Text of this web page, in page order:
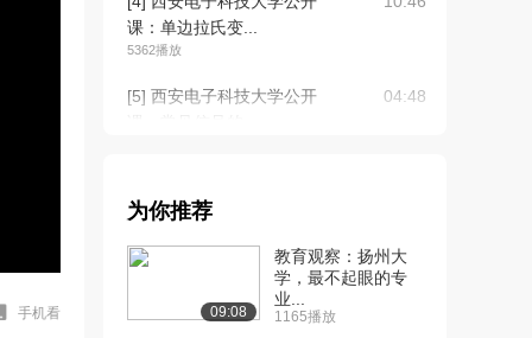
手机看
课：单边拉氏变...
5362播放
[5] 西安电子科技大学公开
04:48
课：拉普拉斯变...
[7] 西安电子科技大学公开
课：拉普拉斯变...
09:48
为你推荐
09:08
教育观察：扬州大
学，最不起眼的专
业...
1165播放